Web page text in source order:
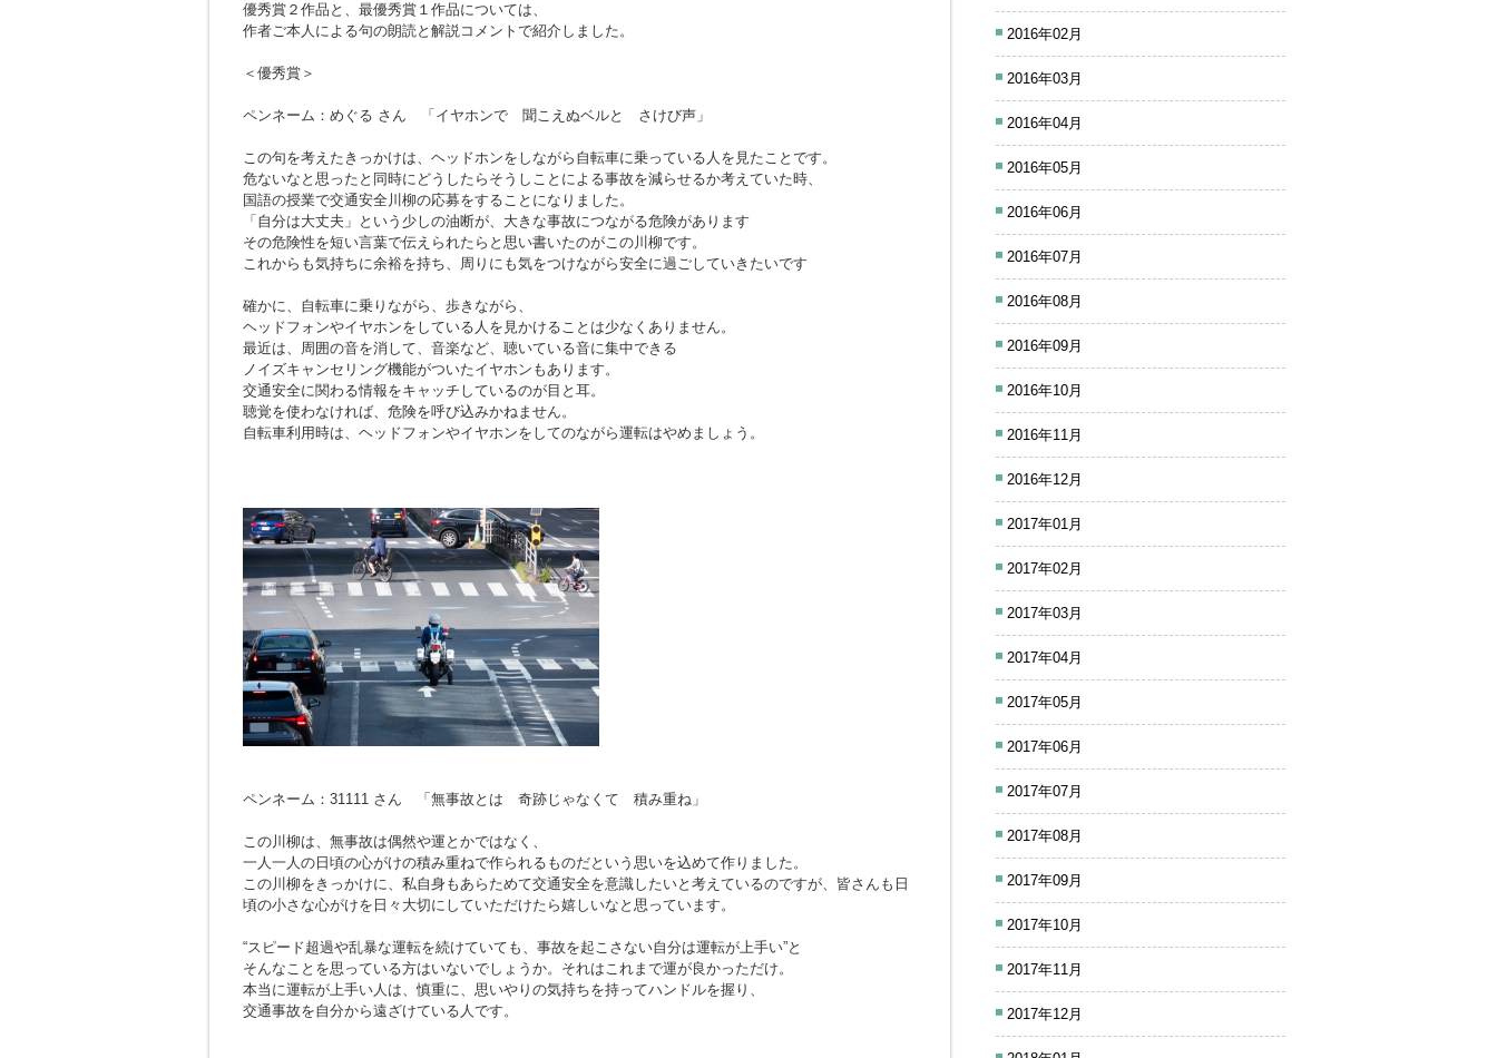
優秀賞２作品と、最優秀賞１作品については、
作者ご本人による句の朗読と解説コメントで紹介しました。
＜優秀賞＞
ペンネーム：めぐる さん 「イヤホンで 聞こえぬベルと さけび声」
この句を考えたきっかけは、ヘッドホンをしながら自転車に乗っている人を見たことです。
危ないなと思ったと同時にどうしたらそうしことによる事故を減らせるか考えていた時、
国語の授業で交通安全川柳の応募をすることになりました。
「自分は大丈夫」という少しの油断が、大きな事故につながる危険があります
その危険性を短い言葉で伝えられたらと思い書いたのがこの川柳です。
これからも気持ちに余裕を持ち、周りにも気をつけながら安全に過ごしていきたいです
確かに、自転車に乗りながら、歩きながら、
ヘッドフォンやイヤホンをしている人を見かけることは少なくありません。
最近は、周囲の音を消して、音楽など、聴いている音に集中できる
ノイズキャンセリング機能がついたイヤホンもあります。
交通安全に関わる情報をキャッチしているのが目と耳。
聴覚を使わなければ、危険を呼び込みかねません。
自転車利用時は、ヘッドフォンやイヤホンをしてのながら運転はやめましょう。
ペンネーム：31111 さん 「無事故とは 奇跡じゃなくて 積み重ね」
この川柳は、無事故は偶然や運とかではなく、
一人一人の日頃の心がけの積み重ねで作られるものだという思いを込めて作りました。
この川柳をきっかけに、私自身もあらためて交通安全を意識したいと考えているのですが、皆さんも日
頃の小さな心がけを日々大切にしていただけたら嬉しいなと思っています。
“スピード超過や乱暴な運転を続けていても、事故を起こさない自分は運転が上手い”と
そんなことを思っている方はいないでしょうか。それはこれまで運が良かっただけ。
本当に運転が上手い人は、慎重に、思いやりの気持ちを持ってハンドルを握り、
交通事故を自分から遠ざけている人です。
2016年02月
2016年03月
2016年04月
2016年05月
2016年06月
2016年07月
2016年08月
2016年09月
2016年10月
2016年11月
2016年12月
2017年01月
2017年02月
2017年03月
2017年04月
2017年05月
2017年06月
2017年07月
2017年08月
2017年09月
2017年10月
2017年11月
2017年12月